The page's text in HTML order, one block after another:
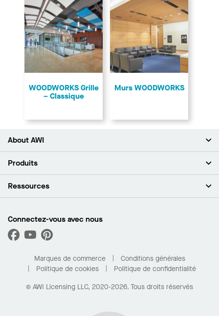
WOODWORKS Grille
– Classique
Murs WOODWORKS
About AWI
À propos de nous
Espace presse
Quelles sont mes options d’achat?
Produits
Plafonds
Capacités sur mesure
Performance
Ressources
Trouver un distributeur
Trouver un distributeur
Pour la maison
Connectez-vous avec nous
Marques de commerce
Conditions générales
Politique de cookies
Politique de confidentialité
© AWI Licensing LLC, 2020-2026. Tous droits réservés